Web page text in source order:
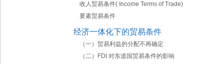
收人贸易条件( Income Terms of Trade)
要素贸易条件
经济一体化下的贸易条件
（一）贸易利益的分配不再确定
（二）FDI 对东道国贸易条件的影响